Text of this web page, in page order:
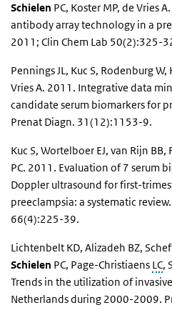
Schielen PC, Koster MP, de Vries
antibody array technology in a
2011; Clin Chem Lab 50(2):325-
Pennings JL, Kuc S, Rodenburg W,
Vries A. 2011. Integrative data
candidate serum biomarkers for
Prenat Diagn. 31(12):1153-9.
Kuc S, Wortelboer EJ, van Rijn BB,
PC. 2011. Evaluation of 7 serum
Doppler ultrasound for first-
preeclampsia: a systematic
66(4):225-39.
Lichtenbelt KD, Alizadeh BZ,
Schielen PC, Page-Christiaens LC,
Trends in the utilization of
Netherlands during 2000-2009.